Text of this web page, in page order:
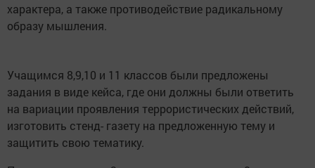
характера, а также противодействие радикальному
образу мышления.
Учащимся 8,9,10 и 11 классов были предложены
задания в виде кейса, где они должны были ответить
на вариации проявления террористических действий,
изготовить стенд- газету на предложенную тему и
защитить свою тематику.